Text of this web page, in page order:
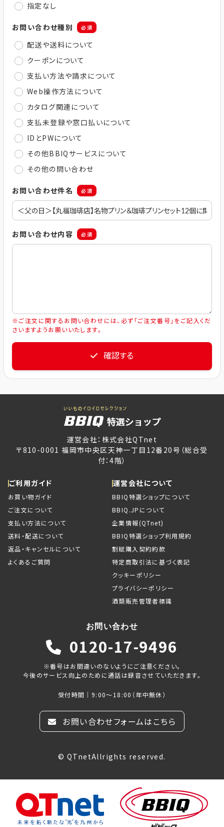
指定なし
お問い合わせ種別 必須
配送や送料について
クーポンについて
支払い方法や請求について
Web操作方法について
カタログ関連について
支払未登録や窓口払いについて
IDとPWについて
その他BBIQサービスについて
その他の問い合わせ
お問い合わせ件名 必須
お問い合わせ内容 必須
※ご注文に関するお問い合わせには、必ず「ご注文番号」をご記入くだ
さいますようお願いいたします。
確認する
運営会社：株式会社QTnet
〒810-0001 福岡市中央区天神一丁目12番20号（総合受
付：4階）
ご利用ガイド
お買い物ガイド
ご注文について
支払い方法について
送料・配送について
返品・キャンセルについて
よくあるご質問
運営会社について
BBIQ特選ショップについて
BBIQ.JPについて
企業情報(QTnet)
BBIQ特選ショップ利用規約
割賦購入契約約款
特定商取引法に基づく表記
クッキーポリシー
プライバシーポリシー
酒類販売管理者標識
お問い合わせ
0120-17-9496
※番号はお間違いのないようにご注意ください。
今後のサービス向上のために通話は録音させていただきます。
受付時間｜9:00～18:00（年中無休）
お問い合わせフォームはこちら
© QTnetAllrights reserved.